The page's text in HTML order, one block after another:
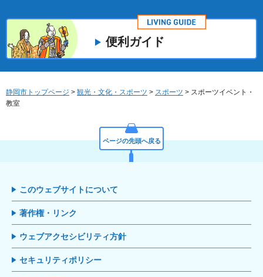
便利ガイド
静岡市トップページ > 観光・文化・スポーツ > スポーツ > スポーツイベント・
教室
ページの先頭へ戻る
このウェブサイトについて
著作権・リンク
ウェブアクセシビリティ方針
セキュリティポリシー